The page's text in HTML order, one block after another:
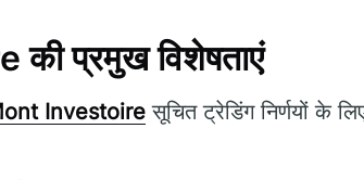
प्रमुख विशेषताएं
Investoire सूचित ट्रेडिंग निर्णयों के